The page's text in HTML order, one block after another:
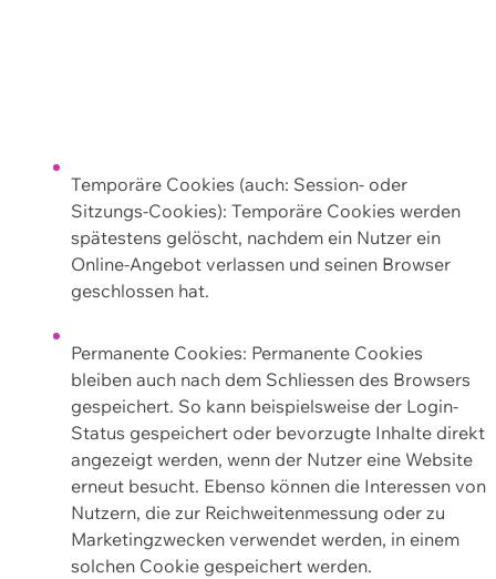
Temporäre Cookies (auch: Session- oder
Sitzungs-Cookies): Temporäre Cookies werden
spätestens gelöscht, nachdem ein Nutzer ein
Online-Angebot verlassen und seinen Browser
geschlossen hat.
Permanente Cookies: Permanente Cookies
bleiben auch nach dem Schliessen des Browsers
gespeichert. So kann beispielsweise der Login-
Status gespeichert oder bevorzugte Inhalte direkt
angezeigt werden, wenn der Nutzer eine Website
erneut besucht. Ebenso können die Interessen von
Nutzern, die zur Reichweitenmessung oder zu
Marketingzwecken verwendet werden, in einem
solchen Cookie gespeichert werden.